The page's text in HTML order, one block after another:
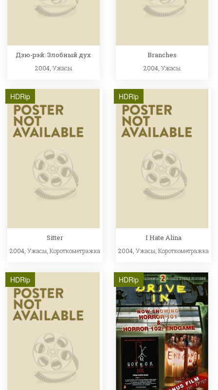
Дзю-рэй: Злобный дух
2004, Ужасы
Branches
2004,Ужасы
HDRip
Sitter
2004, Ужасы, Короткометражка
HDRip
I Hate Alina
2004,Ужасы,Короткометражка
HDRip HDRip